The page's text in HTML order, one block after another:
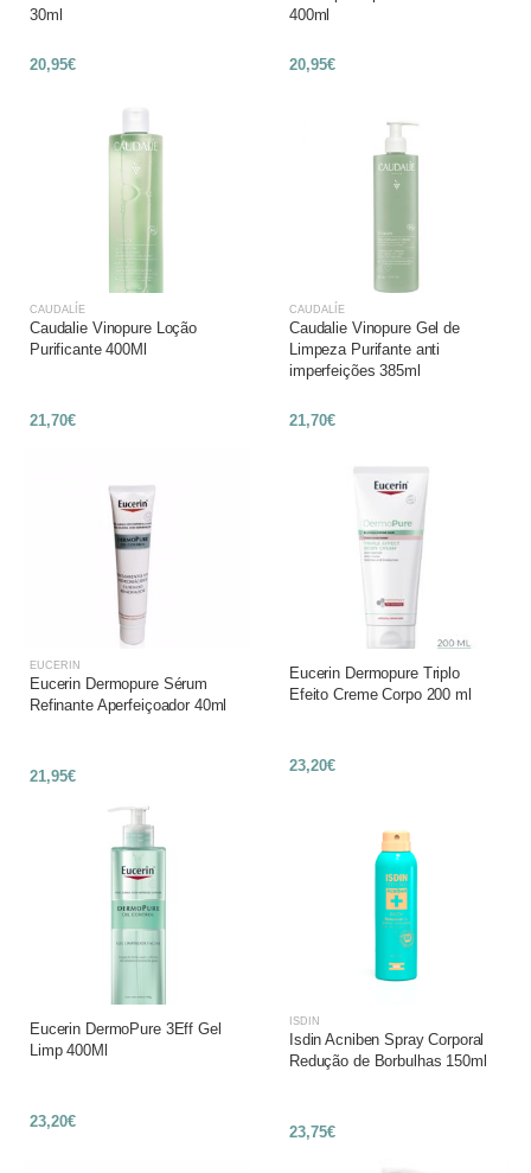
30ml
20,95€
400ml
20,95€
CAUDALÍE
Caudalie Vinopure Loção
Purificante 400Ml
21,70€
CAUDALÍE
Caudalie Vinopure Gel de
Limpeza Purifante anti
imperfeições 385ml
21,70€
EUCERIN
Eucerin Dermopure Sérum
Refinante Aperfeiçoador 40ml
21,95€
Eucerin Dermopure Triplo
Efeito Creme Corpo 200 ml
23,20€
Eucerin DermoPure 3Eff Gel
Limp 400Ml
23,20€
ISDIN
Isdin Acniben Spray Corporal
Redução de Borbulhas 150ml
23,75€